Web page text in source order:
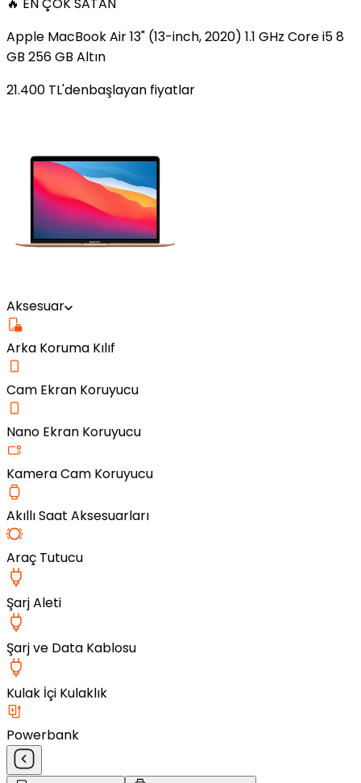
Apple MacBook Air 13" (13-inch, 2020) 1.1 GHz Core i5 8
GB 256 GB Altın
21.400 TL'denbaşlayan fiyatlar
Aksesuar
Arka Koruma Kılıf
Cam Ekran Koruyucu
Nano Ekran Koruyucu
Kamera Cam Koruyucu
Akıllı Saat Aksesuarları
Araç Tutucu
Şarj Aleti
Şarj ve Data Kablosu
Kulak İçi Kulaklık
Powerbank